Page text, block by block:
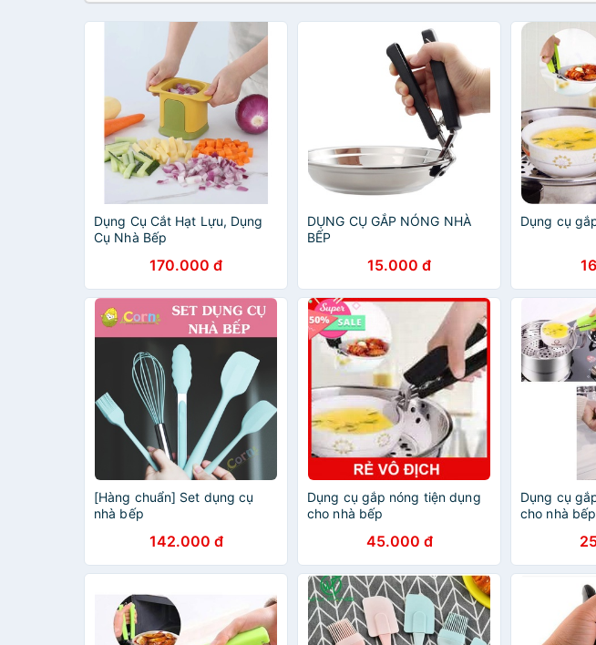
Dụng Cụ Cắt Hạt Lựu, Dụng
Cụ Nhà Bếp
170.000 đ
DỤNG CỤ GẮP NÓNG NHÀ
BẾP
15.000 đ
Dụng cụ
[Hàng chuẩn] Set dụng cụ
nhà bếp
142.000 đ
Dụng cụ gắp nóng tiện dụng
cho nhà bếp
45.000 đ
Dụng cụ
cho nhà bếp